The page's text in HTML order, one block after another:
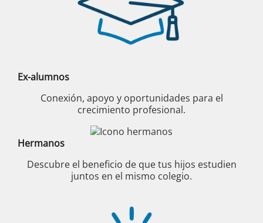
Ex-alumnos
Conexión, apoyo y oportunidades para el
crecimiento profesional.
Hermanos
Descubre el beneficio de que tus hijos estudien
juntos en el mismo colegio.